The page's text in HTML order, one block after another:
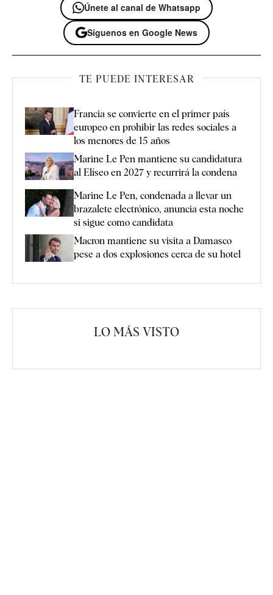
Únete al canal de Whatsapp
Síguenos en Google News
TE PUEDE INTERESAR
Francia se convierte en el primer país
europeo en prohibir las redes sociales a
los menores de 15 años
Marine Le Pen mantiene su candidatura
al Elíseo en 2027 y recurrirá la condena
Marine Le Pen, condenada a llevar un
brazalete electrónico, anuncia esta noche
si sigue como candidata
Macron mantiene su visita a Damasco
pese a dos explosiones cerca de su hotel
LO MÁS VISTO